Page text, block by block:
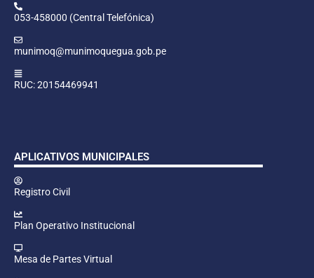
053-458000 (Central Telefónica)
munimoq@munimoquegua.gob.pe
RUC: 20154469941
APLICATIVOS MUNICIPALES
Registro Civil
Plan Operativo Institucional
Mesa de Partes Virtual